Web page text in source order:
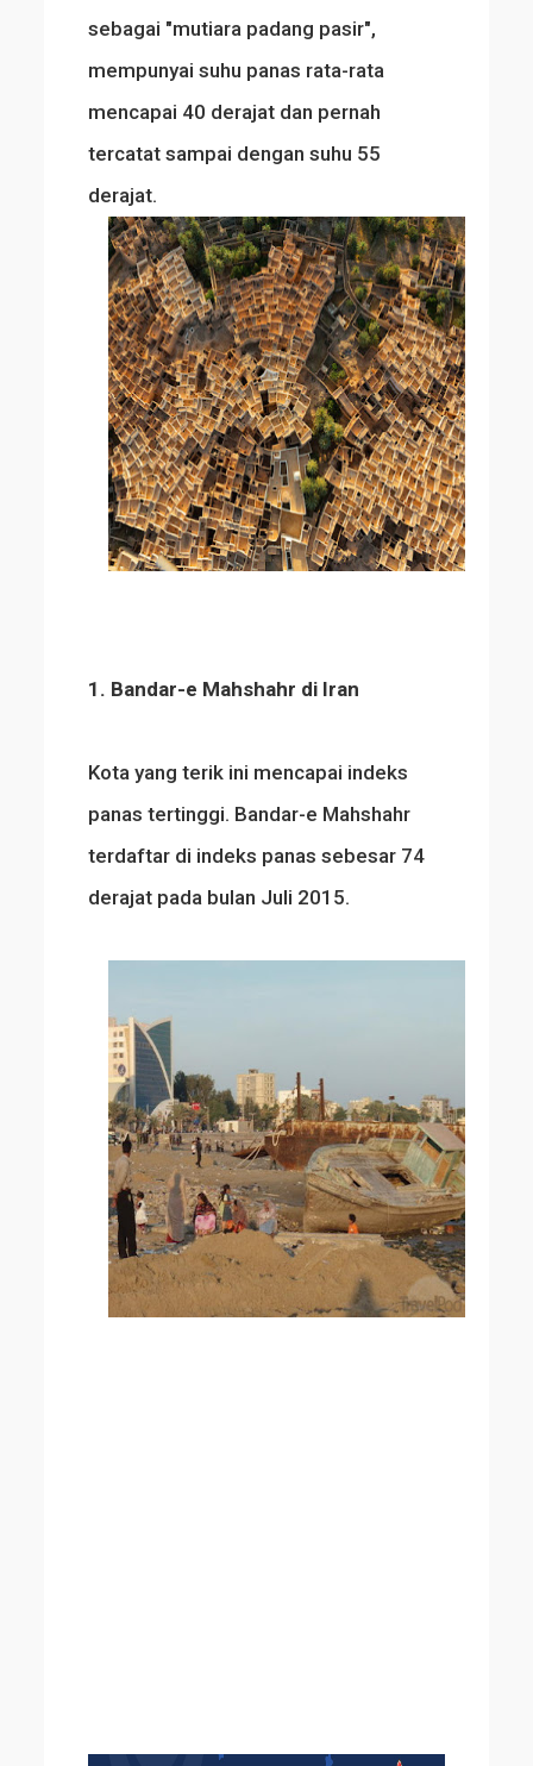
sebagai "mutiara padang pasir",
mempunyai suhu panas rata-rata
mencapai 40 derajat dan pernah
tercatat sampai dengan suhu 55
derajat.
1. Bandar-e Mahshahr di Iran
Kota yang terik ini mencapai indeks
panas tertinggi. Bandar-e Mahshahr
terdaftar di indeks panas sebesar 74
derajat pada bulan Juli 2015.